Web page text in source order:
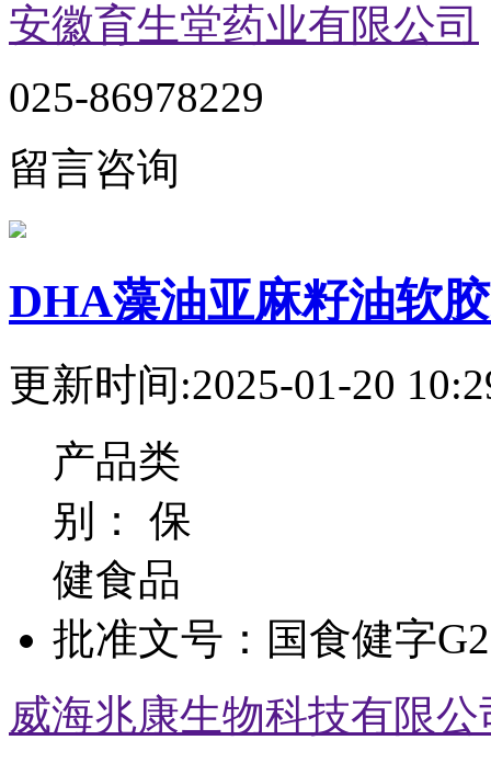
安徽育生堂药业有限公司
025-86978229
留言咨询
DHA藻油亚麻籽油软
更新时间:2025-01-20
产品类
别： 保
健食品
批准文号： 国食健字
威海兆康生物科技有限公